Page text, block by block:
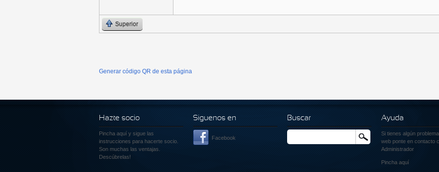
Superior
Generar código QR de esta página
Hazte socio
Pincha aquí y sigue las
instrucciones para hacerte socio.
Son muchas las ventajas.
Descúbrelas!
Siguenos en
Facebook
Buscar
Buscar
Ayuda
Si tienes algún
web ponte en contacto
Administrador
Pincha aquí